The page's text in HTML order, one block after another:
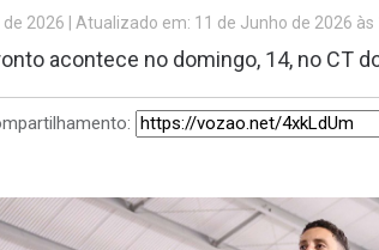
2026 | Atualizado em: 11 de Junho de 2026 às
acontece no domingo, 14, no CT